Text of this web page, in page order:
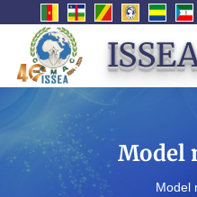
Model
Model